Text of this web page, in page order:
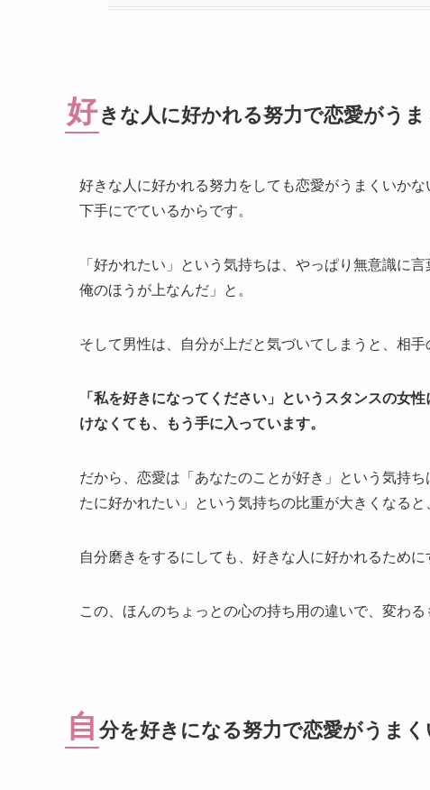
好 きな人に好かれる努力で恋愛がう
好きな人に好かれる努力をしても恋愛がうまくいか
下手にでているからです。
「好かれたい」という気持ちは、やっぱり無意識に
俺のほうが上なんだ」と。
そして男性は、自分が上だと気づいてしまうと、相
「私を好きになってください」というスタンスの女
けなくても、もう手に入っています。
だから、恋愛は「あなたのことが好き」という気持
たに好かれたい」という気持ちの比重が大きくなると
自分磨きをするにしても、好きな人に好かれるため
この、ほんのちょっとの心の持ち用の違いで、変わる
自 分を好きになる努力で恋愛がうま